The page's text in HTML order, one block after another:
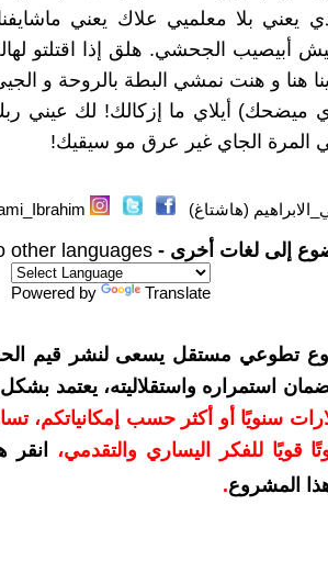
يعني بلا معلميي علاك يعني
أبيصيب الجحشي. هلق إذا اقتلتو
هنا و هنت نمشي البطة بالروحة و
ميضحك) أيلاي ما إزكالك! لك عيني
المرة الجاي غير عرق مو سيقيك!
(هاشتاغ)
إلى لغات أخرى - other languages
Powered by Translate
تطوعي مستقل يسعى لنشر قيم
استمراره واستقلاليته، يعتمد
بمبلغ 10 دولارات سنويًا أو أكثر حسب
قويًا للفكر اليساري والتقدمي،
انقر
المشروع.